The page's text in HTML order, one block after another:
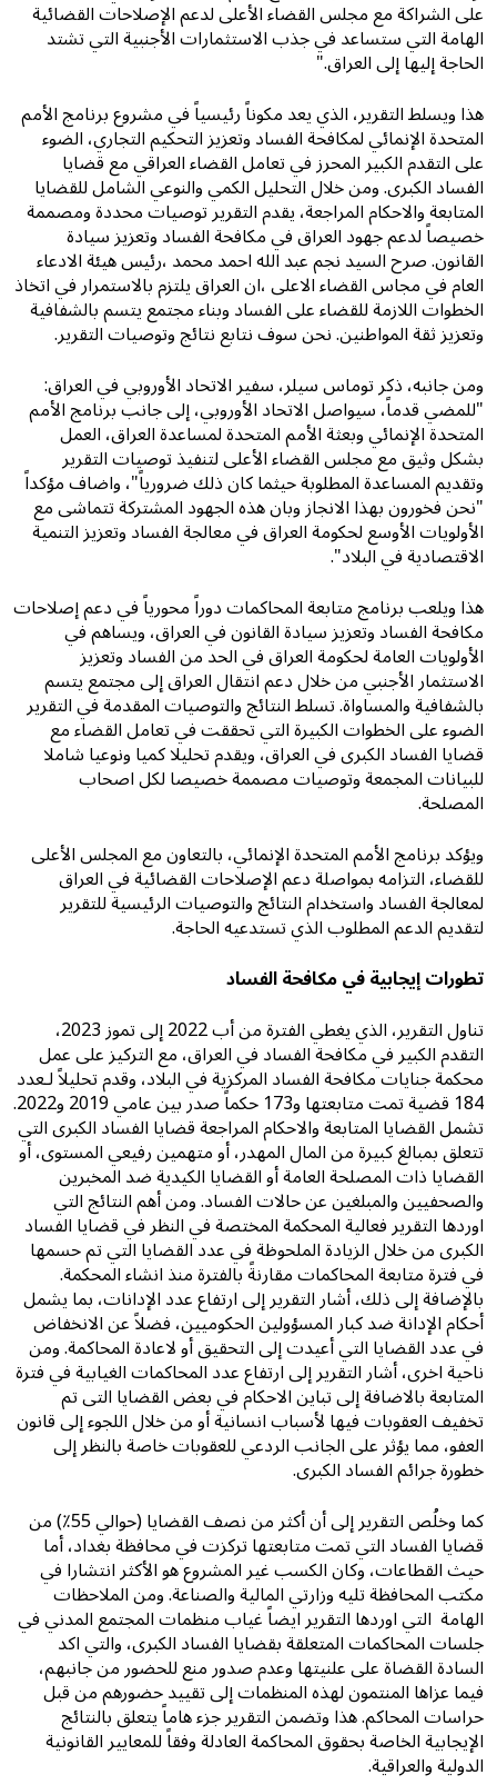
على الشراكة مع مجلس القضاء الأعلى لدعم الإصلاحات القضائية
الهامة التي ستساعد في جذب الاستثمارات الأجنبية التي تشتد
الحاجة إليها إلى العراق."
هذا ويسلط التقرير، الذي يعد مكوناً رئيسياً في مشروع برنامج الأمم
المتحدة الإنمائي لمكافحة الفساد وتعزيز التحكيم التجاري، الضوء
على التقدم الكبير المحرز في تعامل القضاء العراقي مع قضايا
الفساد الكبرى. ومن خلال التحليل الكمي والنوعي الشامل للقضايا
المتابعة والاحكام المراجعة، يقدم التقرير توصيات محددة ومصممة
خصيصاً لدعم جهود العراق في مكافحة الفساد وتعزيز سيادة
القانون. صرح السيد نجم عبد الله احمد محمد ،رئيس هيئة الادعاء
العام في مجاس القضاء الاعلى ،ان العراق يلتزم بالاستمرار في اتخاذ
الخطوات اللازمة للقضاء على الفساد وبناء مجتمع يتسم بالشفافية
وتعزيز ثقة المواطنين. نحن سوف نتابع نتائج وتوصيات التقرير.
ومن جانبه، ذكر توماس سيلر، سفير الاتحاد الأوروبي في العراق:
"للمضي قدماً، سيواصل الاتحاد الأوروبي، إلى جانب برنامج الأمم
المتحدة الإنمائي وبعثة الأمم المتحدة لمساعدة العراق، العمل
بشكل وثيق مع مجلس القضاء الأعلى لتنفيذ توصيات التقرير
وتقديم المساعدة المطلوبة حيثما كان ذلك ضرورياً"، واضاف مؤكداً
"نحن فخورون بهذا الانجاز وبان هذه الجهود المشتركة تتماشى مع
الأولويات الأوسع لحكومة العراق في معالجة الفساد وتعزيز التنمية
الاقتصادية في البلاد".
هذا ويلعب برنامج متابعة المحاكمات دوراً محورياً في دعم إصلاحات
مكافحة الفساد وتعزيز سيادة القانون في العراق، ويساهم في
الأولويات العامة لحكومة العراق في الحد من الفساد وتعزيز
الاستثمار الأجنبي من خلال دعم انتقال العراق إلى مجتمع يتسم
بالشفافية والمساواة. تسلط النتائج والتوصيات المقدمة في التقرير
الضوء على الخطوات الكبيرة التي تحققت في تعامل القضاء مع
قضايا الفساد الكبرى في العراق، ويقدم تحليلا كميا ونوعيا شاملا
للبيانات المجمعة وتوصيات مصممة خصيصا لكل اصحاب
المصلحة.
ويؤكد برنامج الأمم المتحدة الإنمائي، بالتعاون مع المجلس الأعلى
للقضاء، التزامه بمواصلة دعم الإصلاحات القضائية في العراق
لمعالجة الفساد واستخدام النتائج والتوصيات الرئيسية للتقرير
لتقديم الدعم المطلوب الذي تستدعيه الحاجة.
تطورات إيجابية في مكافحة الفساد
تناول التقرير، الذي يغطي الفترة من أب 2022 إلى تموز 2023،
التقدم الكبير في مكافحة الفساد في العراق، مع التركيز على عمل
محكمة جنايات مكافحة الفساد المركزية في البلاد، وقدم تحليلاً لـعدد
184 قضية تمت متابعتها و173 حكماً صدر بين عامي 2019 و2022.
تشمل القضايا المتابعة والاحكام المراجعة قضايا الفساد الكبرى التي
تتعلق بمبالغ كبيرة من المال المهدر، أو متهمين رفيعي المستوى، أو
القضايا ذات المصلحة العامة أو القضايا الكيدية ضد المخبرين
والصحفيين والمبلغين عن حالات الفساد. ومن أهم النتائج التي
اوردها التقرير فعالية المحكمة المختصة في النظر في قضايا الفساد
الكبرى من خلال الزيادة الملحوظة في عدد القضايا التي تم حسمها
في فترة متابعة المحاكمات مقارنةً بالفترة منذ انشاء المحكمة.
بالإضافة إلى ذلك، أشار التقرير إلى ارتفاع عدد الإدانات، بما يشمل
أحكام الإدانة ضد كبار المسؤولين الحكوميين، فضلاً عن الانخفاض
في عدد القضايا التي أعيدت إلى التحقيق أو لاعادة المحاكمة. ومن
ناحية اخرى، أشار التقرير إلى ارتفاع عدد المحاكمات الغيابية في فترة
المتابعة بالاضافة إلى تباين الاحكام في بعض القضايا التى تم
تخفيف العقوبات فيها لأسباب انسانية أو من خلال اللجوء إلى قانون
العفو، مما يؤثر على الجانب الردعي للعقوبات خاصة بالنظر إلى
خطورة جرائم الفساد الكبرى.
كما وخلُص التقرير إلى أن أكثر من نصف القضايا (حوالي 55٪) من
قضايا الفساد التي تمت متابعتها تركزت في محافظة بغداد، أما
حيث القطاعات، وكان الكسب غير المشروع هو الأكثر انتشارا في
مكتب المحافظة تليه وزارتي المالية والصناعة. ومن الملاحظات
الهامة التي اوردها التقرير ايضاً غياب منظمات المجتمع المدني في
جلسات المحاكمات المتعلقة بقضايا الفساد الكبرى، والتي اكد
السادة القضاة على علنيتها وعدم صدور منع للحضور من جانبهم،
فيما عزاها المنتمون لهذه المنظمات إلى تقييد حضورهم من قبل
حراسات المحاكم. هذا وتضمن التقرير جزء هاماً يتعلق بالنتائج
الإيجابية الخاصة بحقوق المحاكمة العادلة وفقاً للمعايير القانونية
الدولية والعراقية.